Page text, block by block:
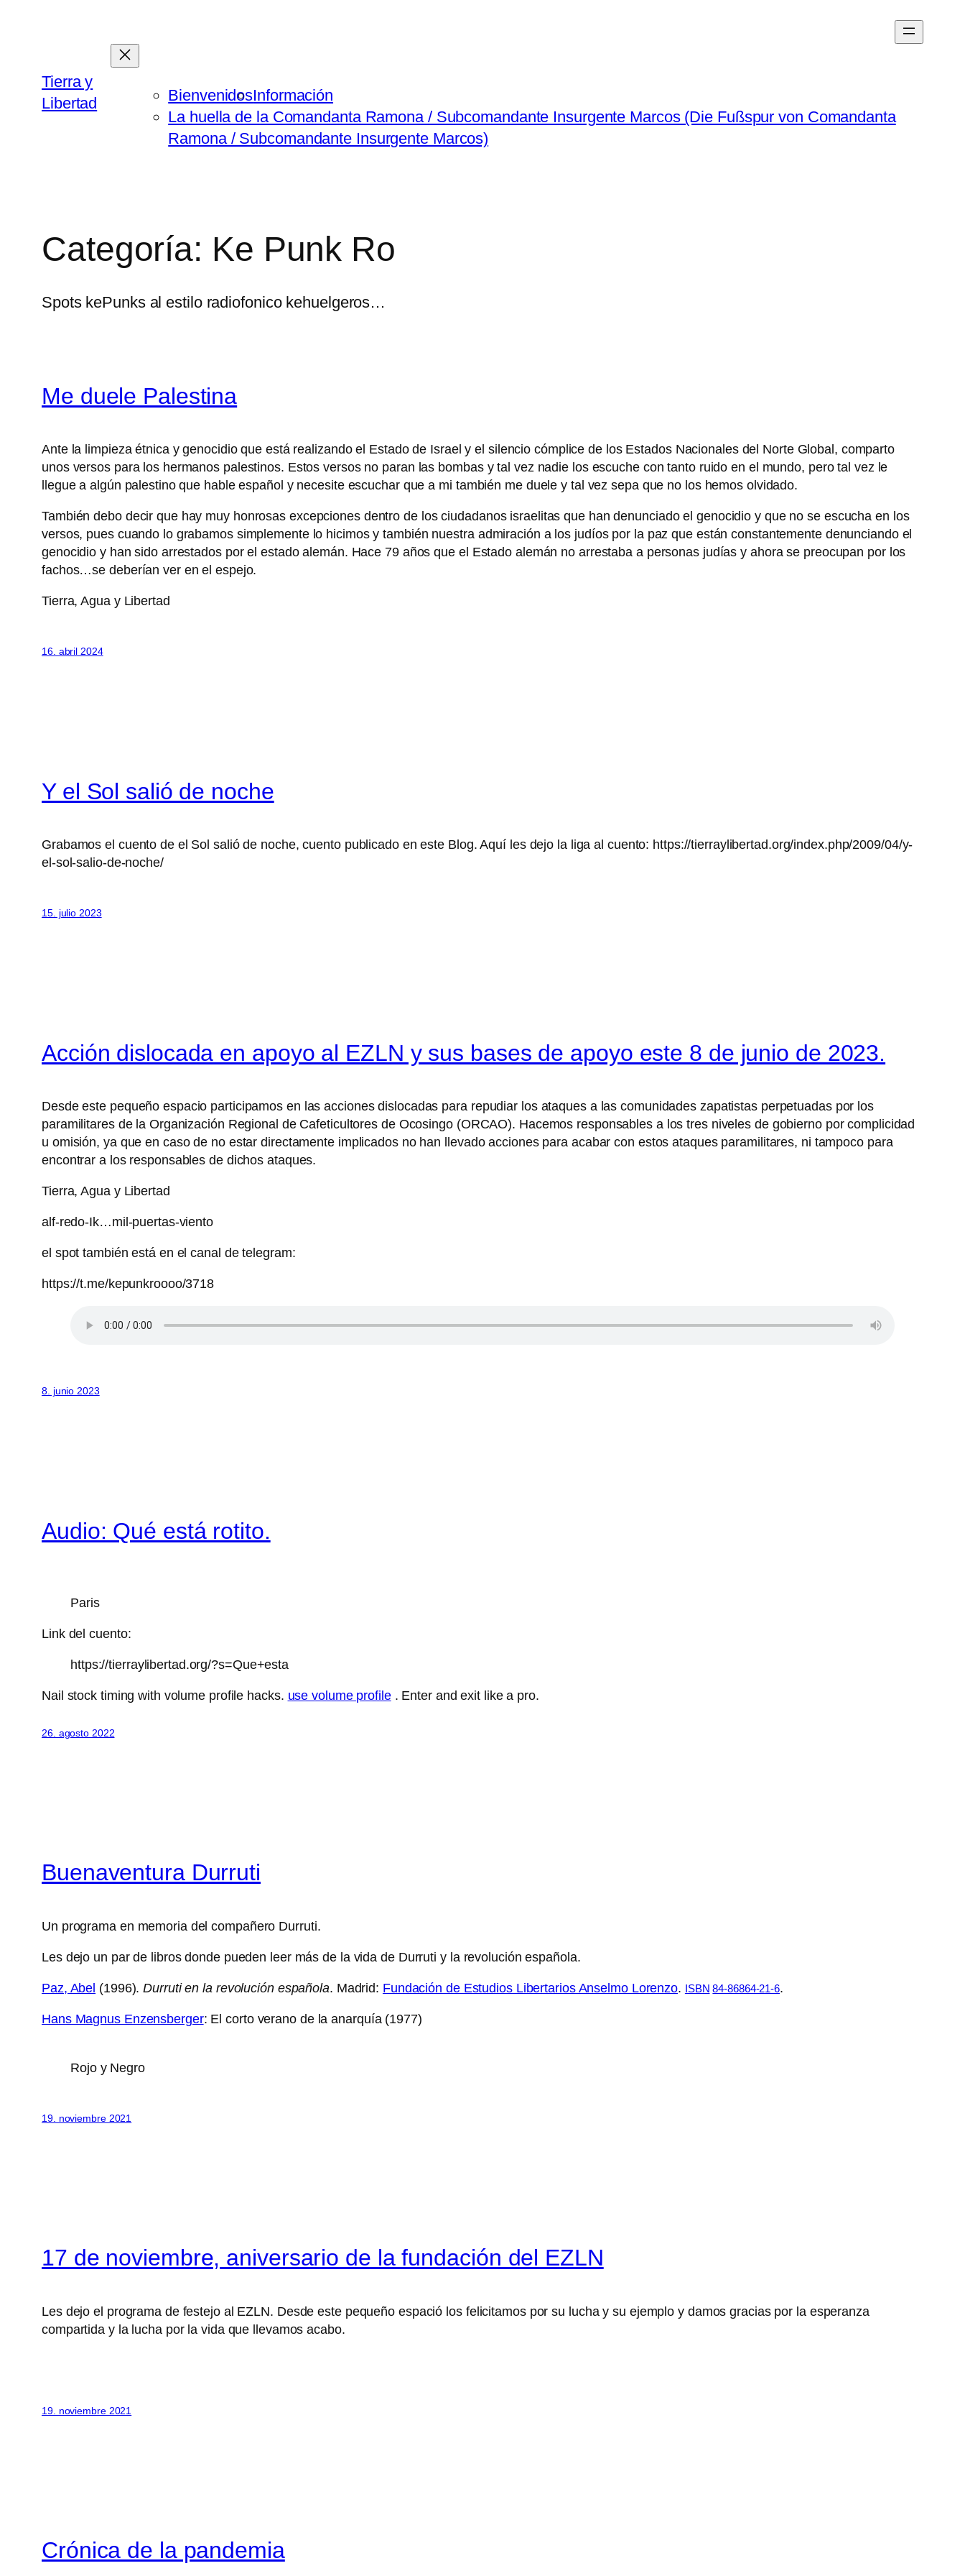
Tierra y
Libertad
BienvenidosInformación
La huella de la Comandanta Ramona / Subcomandante Insurgente Marcos (Die Fußspur von Comandanta
Ramona / Subcomandante Insurgente Marcos)
Categoría: Ke Punk Ro
Spots kePunks al estilo radiofonico kehuelgeros…
Me duele Palestina
Ante la limpieza étnica y genocidio que está realizando el Estado de Israel y el silencio cómplice de los Estados Nacionales del Norte Global, comparto
unos versos para los hermanos palestinos. Estos versos no paran las bombas y tal vez nadie los escuche con tanto ruido en el mundo, pero tal vez le
llegue a algún palestino que hable español y necesite escuchar que a mi también me duele y tal vez sepa que no los hemos olvidado.
También debo decir que hay muy honrosas excepciones dentro de los ciudadanos israelitas que han denunciado el genocidio y que no se escucha en los
versos, pues cuando lo grabamos simplemente lo hicimos y también nuestra admiración a los judíos por la paz que están constantemente denunciando el
genocidio y han sido arrestados por el estado alemán. Hace 79 años que el Estado alemán no arrestaba a personas judías y ahora se preocupan por los
fachos…se deberían ver en el espejo.
Tierra, Agua y Libertad
16. abril 2024
Y el Sol salió de noche
Grabamos el cuento de el Sol salió de noche, cuento publicado en este Blog. Aquí les dejo la liga al cuento: https://tierraylibertad.org/index.php/2009/04/y-
el-sol-salio-de-noche/
15. julio 2023
Acción dislocada en apoyo al EZLN y sus bases de apoyo este 8 de junio de 2023.
Desde este pequeño espacio participamos en las acciones dislocadas para repudiar los ataques a las comunidades zapatistas perpetuadas por los
paramilitares de la Organización Regional de Cafeticultores de Ocosingo (ORCAO). Hacemos responsables a los tres niveles de gobierno por complicidad
u omisión, ya que en caso de no estar directamente implicados no han llevado acciones para acabar con estos ataques paramilitares, ni tampoco para
encontrar a los responsables de dichos ataques.
Tierra, Agua y Libertad
alf-redo-Ik…mil-puertas-viento
el spot también está en el canal de telegram:
https://t.me/kepunkroooo/3718
8. junio 2023
Audio: Qué está rotito.
Paris
Link del cuento:
https://tierraylibertad.org/?s=Que+esta
Nail stock timing with volume profile hacks. use volume profile. Enter and exit like a pro.
26. agosto 2022
Buenaventura Durruti
Un programa en memoria del compañero Durruti.
Les dejo un par de libros donde pueden leer más de la vida de Durruti y la revolución española.
Paz, Abel (1996).Durruti en la revolución española. Madrid: Fundación de Estudios Libertarios Anselmo Lorenzo. ISBN 84-86864-21-6.
Hans Magnus Enzensberger: El corto verano de la anarquía (1977)
Rojo y Negro
19. noviembre 2021
17 de noviembre, aniversario de la fundación del EZLN
Les dejo el programa de festejo al EZLN. Desde este pequeño espació los felicitamos por su lucha y su ejemplo y damos gracias por la esperanza
compartida y la lucha por la vida que llevamos acabo.
19. noviembre 2021
Crónica de la pandemia